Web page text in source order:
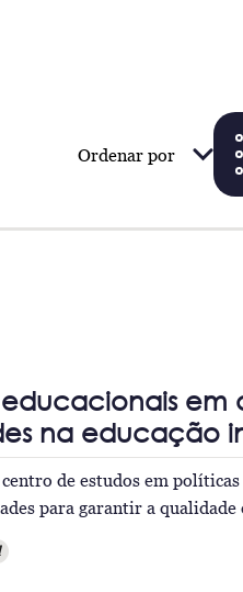
Ordenar por
educacionais em
na educação
de estudos em
para garantir a qualidade